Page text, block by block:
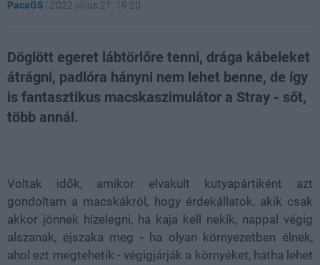
PacaGS | 2022 július 21. 19:20
Döglött egeret lábtörlőre tenni, drága kábeleket
átrágni, padlóra hányni nem lehet benne, de így
is fantasztikus macskaszimulátor a Stray - sőt,
több annál.
Voltak idők, amikor elvakult kutyapártiként azt
gondoltam a macskákról, hogy érdekállatok, akik csak
akkor jönnek hízelegni, ha kaja kell nekik, nappal végig
alszanak, éjszaka meg - ha olyan környezetben élnek,
ahol ezt megtehetik - végigjárják a környéket, hátha lehet